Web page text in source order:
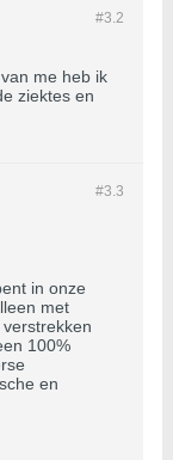
#3.2
me heb ik
ziektes en
#3.3
in onze
met
100%
en